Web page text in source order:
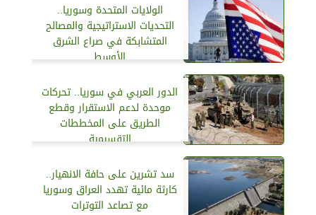
الولايات المتحدة وسوريا..
التحديات الاستراتيجية والمصالح
المتشابكة في صراع الشرق
الأوسط
الدور العربي في سوريا.. تحركات
موحدة لدعم الاستقرار وقطع
الطريق على المخططات
التقسيمية
سد تشرين على حافة الانهيار..
كارثة مائية تهدد العراق وسوريا
مع تصاعد التوترات